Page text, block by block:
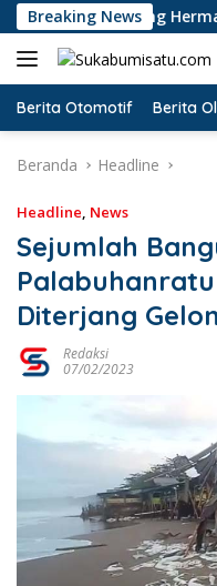
Langsung
ke
konten
Breaking News
Hermawan
Berita Otomotif Berita
Beranda Headline
Headline, News
Sejumlah
Diterjang
Redaksi
07/02/2023